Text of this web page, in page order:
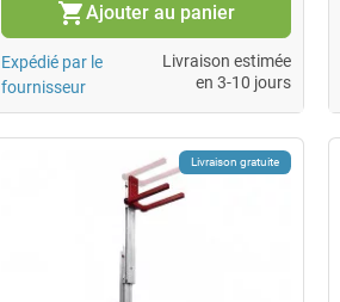
shopping_cartAjouter au panier
Expédié par le
fournisseur
Livraison estimée
en 3-10 jours
Livraison gratuite